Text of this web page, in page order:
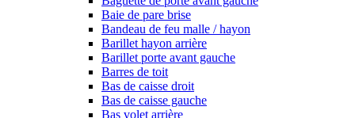
Baie de pare brise
Bandeau de feu malle / hayon
Barillet hayon arrière
Barillet porte avant gauche
Barres de toit
Bas de caisse droit
Bas de caisse gauche
Bas volet arrière